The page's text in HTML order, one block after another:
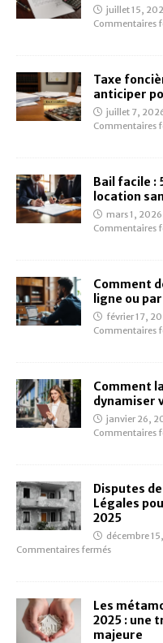
juillet 15,
Commentaires
Taxe
anticiper
juillet 7,
Commentaires
Bail facile :
location
mars 1, 2026
Commentaires
Comment
ligne ou
février 17,
Commentaires
Comment
dynamiser
janvier 26,
Commentaires
Disputes
Légales
2025
décembre
Commentaires fermés
Les
2025 : une
majeure